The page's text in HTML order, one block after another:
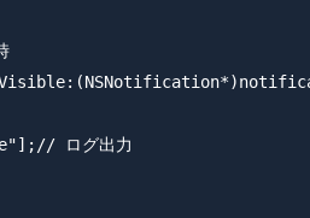
ログ出力